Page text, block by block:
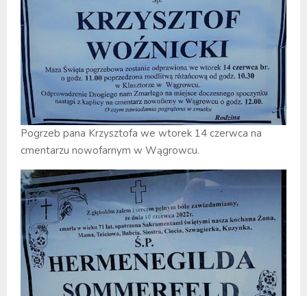
Pogrzeb pana Krzysztofa we wtorek 14 czerwca na
cmentarzu nowofarnym w Wągrowcu.